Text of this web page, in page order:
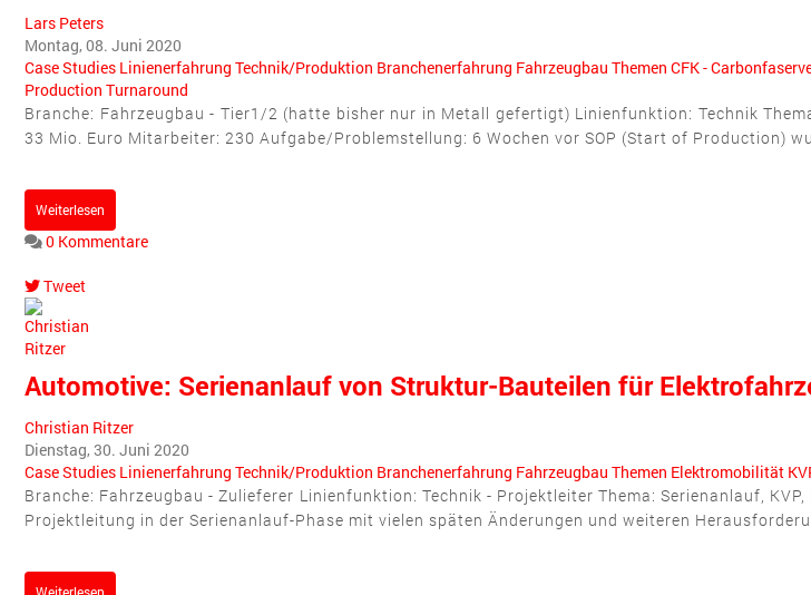
Lars Peters
Montag, 08. Juni 2020
Case Studies Linienerfahrung Technik/Produktion Branchenerfahrung Fahrzeugbau Themen CFK -
Production Turnaround
Branche: Fahrzeugbau - Tier1/2 (hatte bisher nur in Metall gefertigt) Linienfunktion: Technik
33 Mio. Euro Mitarbeiter: 230 Aufgabe/Problemstellung: 6 Wochen vor SOP (Start of Production)
Weiterlesen
0 Kommentare
Tweet
pinterest
Automotive: Serienanlauf von Struktur-Bauteilen für
Christian Ritzer
Dienstag, 30. Juni 2020
Case Studies Linienerfahrung Technik/Produktion Branchenerfahrung Fahrzeugbau Themen Elektromobilität
Branche: Fahrzeugbau - Zulieferer Linienfunktion: Technik - Projektleiter Thema: Serienanlauf,
Projektleitung in der Serienanlauf-Phase mit vielen späten Änderungen und weiteren